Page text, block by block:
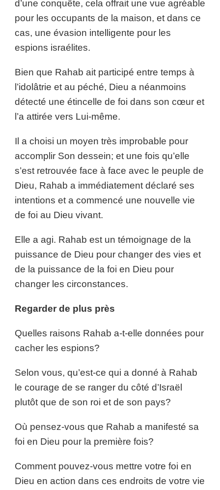
d’une conquête, cela offrait une vue agréable
pour les occupants de la maison, et dans ce
cas, une évasion intelligente pour les
espions israélites.
Bien que Rahab ait participé entre temps à
l’idolâtrie et au péché, Dieu a néanmoins
détecté une étincelle de foi dans son cœur et
l’a attirée vers Lui-même.
Il a choisi un moyen très improbable pour
accomplir Son dessein; et une fois qu’elle
s’est retrouvée face à face avec le peuple de
Dieu, Rahab a immédiatement déclaré ses
intentions et a commencé une nouvelle vie
de foi au Dieu vivant.
Elle a agi. Rahab est un témoignage de la
puissance de Dieu pour changer des vies et
de la puissance de la foi en Dieu pour
changer les circonstances.
Regarder de plus près
Quelles raisons Rahab a-t-elle données pour
cacher les espions?
Selon vous, qu’est-ce qui a donné à Rahab
le courage de se ranger du côté d’Israël
plutôt que de son roi et de son pays?
Où pensez-vous que Rahab a manifesté sa
foi en Dieu pour la première fois?
Comment pouvez-vous mettre votre foi en
Dieu en action dans ces endroits de votre vie